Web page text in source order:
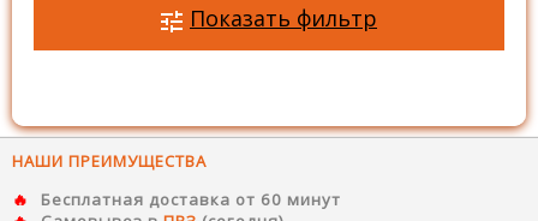
Показать фильтр
НАШИ ПРЕИМУЩЕСТВА
Бесплатная доставка от 60 минут